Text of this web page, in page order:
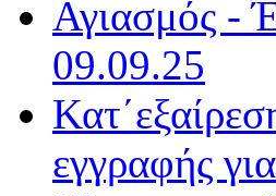
Αγιασμός -
09.09.25
εγγραφής